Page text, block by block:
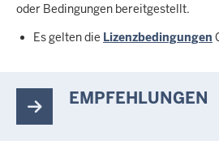
oder Bedingungen bereitgestellt.
Es gelten die Lizenzbedingungen
EMPFEHLUNGEN